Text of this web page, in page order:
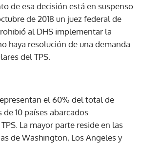
de esa decisión está en suspenso
de 2018 un juez federal de
al DHS implementar la
haya resolución de una demanda
del TPS.
el 60% del total de
10 países abarcados
La mayor parte reside en las
de Washington, Los Angeles y